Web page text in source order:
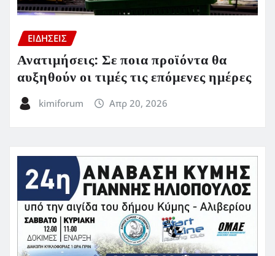
ΕΙΔΗΣΕΙΣ
Ανατιμήσεις: Σε ποια προϊόντα θα
αυξηθούν οι τιμές τις επόμενες ημέρες
kimiforum Απρ 20, 2026